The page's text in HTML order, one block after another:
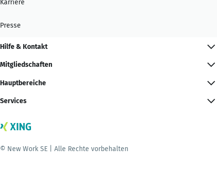
Karriere
Presse
Hilfe & Kontakt
Mitgliedschaften
Hauptbereiche
Services
© New Work SE | Alle Rechte vorbehalten